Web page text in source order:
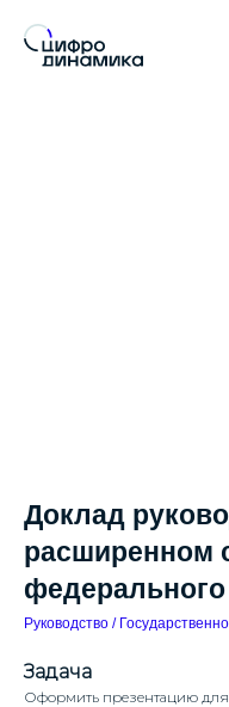
Доклад
расширенном
федерального
Руководство /
Задача
Оформить презентацию